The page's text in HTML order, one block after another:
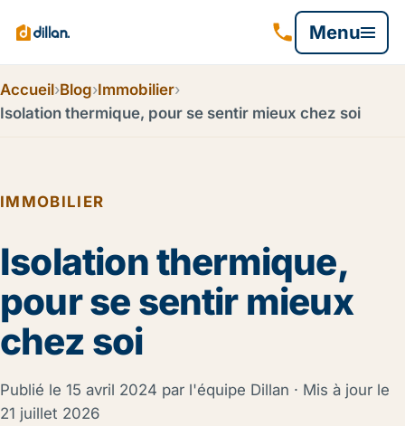
Menu
Accueil›Blog›Immobilier›
Isolation thermique, pour se sentir mieux chez soi
IMMOBILIER
Isolation thermique,
pour se sentir mieux
chez soi
Publié le 15 avril 2024 par l'équipe Dillan · Mis à jour le
21 juillet 2026